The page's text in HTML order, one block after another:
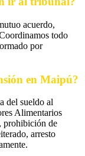
acuerdo,
todo
por
en Maipú?
del sueldo al
Alimentarios
prohibición de
arresto